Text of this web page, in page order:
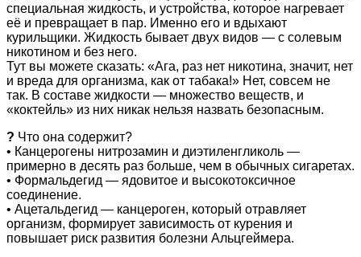
специальная жидкость, и устройства, которое нагревает
её и превращает в пар. Именно его и вдыхают
курильщики. Жидкость бывает двух видов — с солевым
никотином и без него.
Тут вы можете сказать: «Ага, раз нет никотина, значит, нет
и вреда для организма, как от табака!» Нет, совсем не
так. В составе жидкости — множество веществ, и
«коктейль» из них никак нельзя назвать безопасным.
? Что она содержит?
• Канцерогены нитрозамин и диэтиленгликоль —
примерно в десять раз больше, чем в обычных сигаретах.
• Формальдегид — ядовитое и высокотоксичное
соединение.
• Ацетальдегид — канцероген, который отравляет
организм, формирует зависимость от курения и
повышает риск развития болезни Альцгеймера.